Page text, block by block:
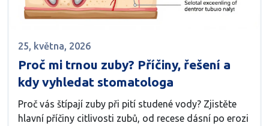
25, května, 2026
Proč mi trnou zuby? Příčiny, řešení a
kdy vyhledat stomatologa
Proč vás štípají zuby při pití studené vody? Zjistěte
hlavní příčiny citlivosti zubů, od recese dásní po erozi